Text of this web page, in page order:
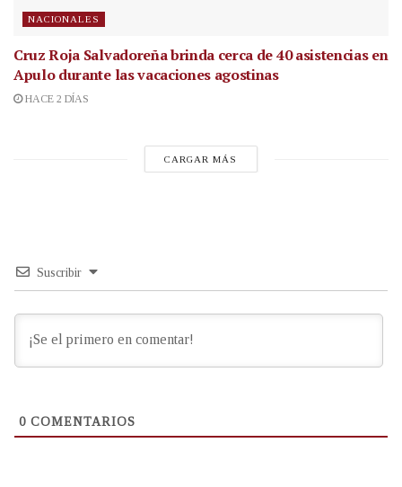
NACIONALES
Cruz Roja Salvadoreña brinda cerca de 40 asistencias en
Apulo durante las vacaciones agostinas
HACE 2 DÍAS
CARGAR MÁS
Suscribir
0 COMENTARIOS